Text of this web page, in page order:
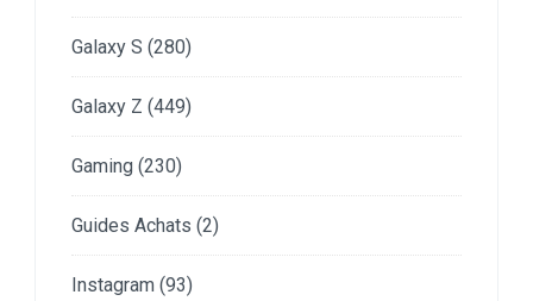
Galaxy S (280)
Galaxy Z (449)
Gaming (230)
Guides Achats (2)
Instagram (93)